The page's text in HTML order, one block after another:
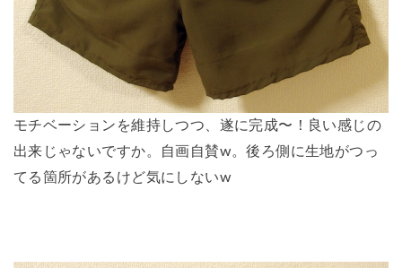
モチベーションを維持しつつ、遂に完成〜！良い感じの
出来じゃないですか。自画自賛w。後ろ側に生地がつっ
てる箇所があるけど気にしないw